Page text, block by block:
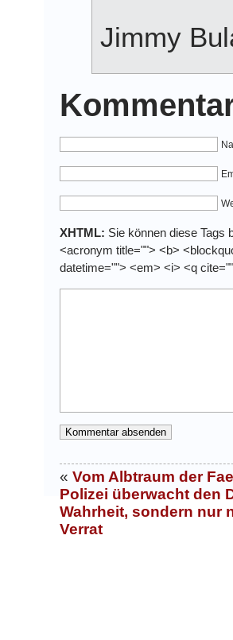
Jimmy
XHTML: Sie können diese Tags
<acronym title=""> <b>
datetime=""> <em> <i> <q
« Vom Albtraum der
Polizei überwacht den
Wahrheit, sondern nur
Verrat